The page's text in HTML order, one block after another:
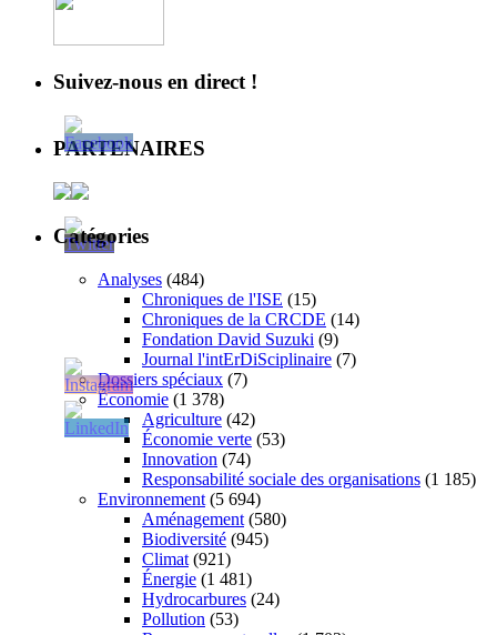
Suivez-nous en direct !
PARTENAIRES
Catégories
Analyses (484)
Chroniques de l'ISE (15)
Chroniques de la CRCDE (14)
Fondation David Suzuki (9)
Journal l'intErDiSciplinaire (7)
Dossiers spéciaux (7)
Économie (1 378)
Agriculture (42)
Économie verte (53)
Innovation (74)
Responsabilité sociale des organisations (1 185)
Environnement (5 694)
Aménagement (580)
Biodiversité (945)
Climat (921)
Énergie (1 481)
Hydrocarbures (24)
Pollution (53)